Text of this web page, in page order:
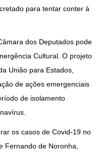
para tentar conter à
dos Deputados pode
Cultural. O projeto
União para Estados,
de ações emergenciais
de isolamento
os casos de Covid-19 no
Fernando de Noronha,